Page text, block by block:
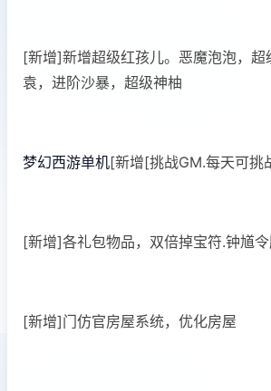
[新增]新增超级红孩儿。恶魔泡泡，超
袁，进阶沙暴，超级神柚
梦幻西游单机[新增[挑战GM.每天可挑
[新增]各礼包物品，双倍掉宝符.钟馗
[新增]门仿官房屋系统，优化房屋